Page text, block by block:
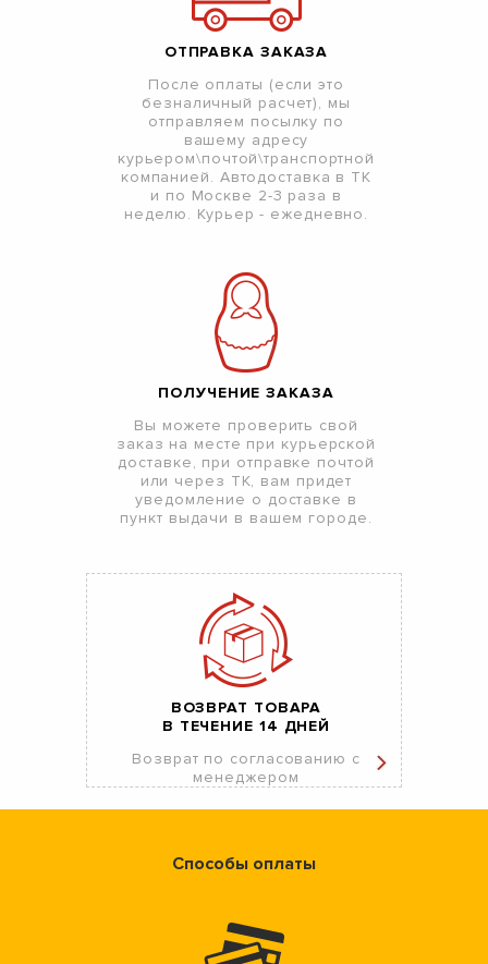
ОТПРАВКА ЗАКАЗА
После оплаты (если это
безналичный расчет), мы
отправляем посылку по
вашему адресу
курьером\почтой\транспортной
компанией. Автодоставка в ТК
и по Москве 2-3 раза в
неделю. Курьер - ежедневно.
ПОЛУЧЕНИЕ ЗАКАЗА
Вы можете проверить свой
заказ на месте при курьерской
доставке, при отправке почтой
или через ТК, вам придет
уведомление о доставке в
пункт выдачи в вашем городе.
ВОЗВРАТ ТОВАРА
В ТЕЧЕНИЕ 14 ДНЕЙ
Возврат по согласованию с
менеджером
Способы оплаты